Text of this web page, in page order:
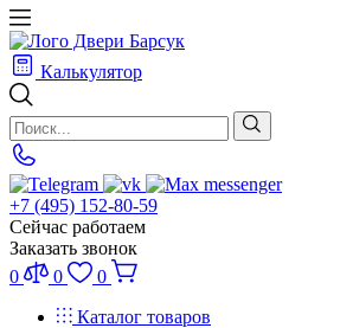
Калькулятор
+7 (495) 152-80-59
Сейчас работаем
Заказать звонок
0
0
0
Каталог товаров